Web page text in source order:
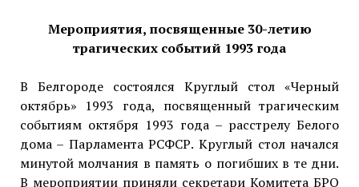
Мероприятия, посвященные 30-летию
трагических событий 1993 года
В Белгороде состоялся Круглый стол «Черный
октябрь» 1993 года, посвященный трагическим
событиям октября 1993 года – расстрелу Белого
дома – Парламента РСФСР. Круглый стол начался
минутой молчания в память о погибших в те дни.
В мероприятии приняли секретари Комитета БРО